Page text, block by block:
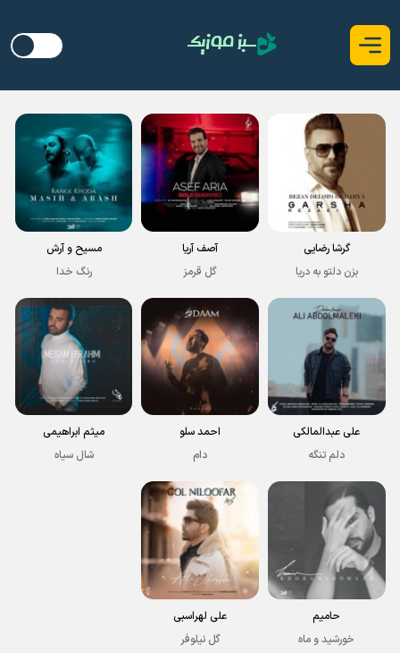
گرشا رضایی
بزن دلتو به دریا
آصف آریا
گل قرمز
مسیح و آرش
رنگ خدا
علی عبدالمالکی
دلم تنگه
احمد سلو
دام
میثم ابراهیمی
شال سیاه
حامیم
خورشید و ماه
علی لهراسبی
گل نیلوفر